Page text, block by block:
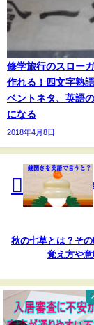
修学旅行のスロー
作れる！四文字熟
ベントネタ、英語
になる
2018年4月8日
秋の七草とは？そ
覚え方や